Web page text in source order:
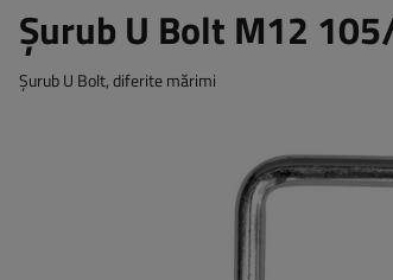
Șurub U Bolt M12
Șurub U Bolt, diferite mărimi